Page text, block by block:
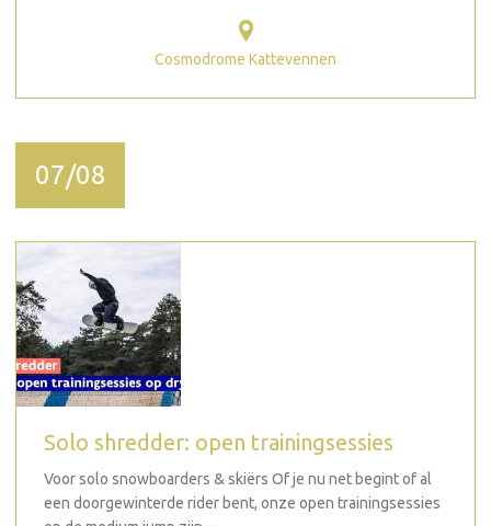
Cosmodrome Kattevennen
07/08
Solo shredder: open trainingsessies
Voor solo snowboarders & skiërs Of je nu net begint of al
een doorgewinterde rider bent, onze open trainingsessies